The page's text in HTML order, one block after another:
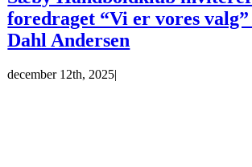
foredraget “Vi er vores valg”
Dahl Andersen
december 12th, 2025|